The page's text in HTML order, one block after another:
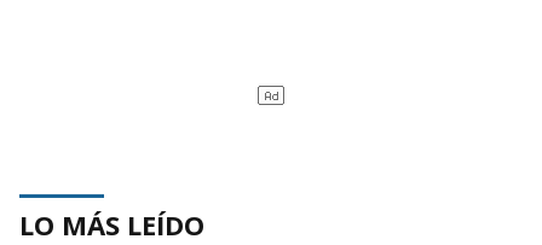
LO MÁS LEÍDO